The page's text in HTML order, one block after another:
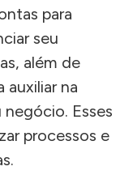
para
seu
além de
na
Esses
processos e